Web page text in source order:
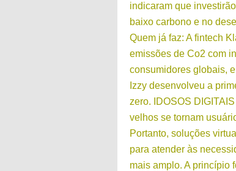
indicaram que
baixo carbono e no
Quem já faz: A fintech
emissões de Co2 com
consumidores globais,
Izzy desenvolveu a
zero. IDOSOS
velhos se tornam
Portanto, soluções
para atender às
mais amplo. A princípio